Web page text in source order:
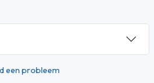
een probleem